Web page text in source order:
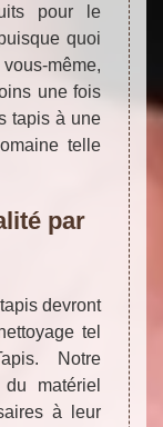
pour le
quoi
même,
une fois
tapis à une
telle
par
devront
tel
Notre
matériel
à leur